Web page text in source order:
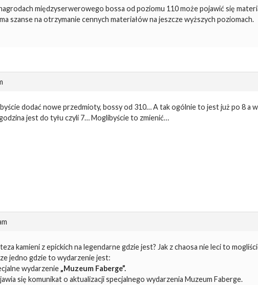
międzyserwerowego bossa od poziomu 110 może pojawić się
szanse na otrzymanie cennych materiałów na jeszcze wyższych poziomach.
dodać nowe przedmioty, bossy od 310… A tak ogólnie to jest już po 8 a
jest do tyłu czyli 7… Moglibyście to zmienić…
kamieni z epickich na legendarne gdzie jest? Jak z chaosa nie leci to
jedno gdzie to wydarzenie jest:
wydarzenie„Muzeum Faberge”.
się komunikat o aktualizacji specjalnego wydarzenia Muzeum Faberge.